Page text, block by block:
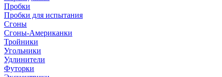
Пробки
Пробки для испытания
Сгоны
Сгоны-Американки
Тройники
Угольники
Удлинители
Футорки